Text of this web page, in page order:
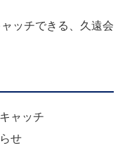
ッチできる、久遠会
ャッチ
せ